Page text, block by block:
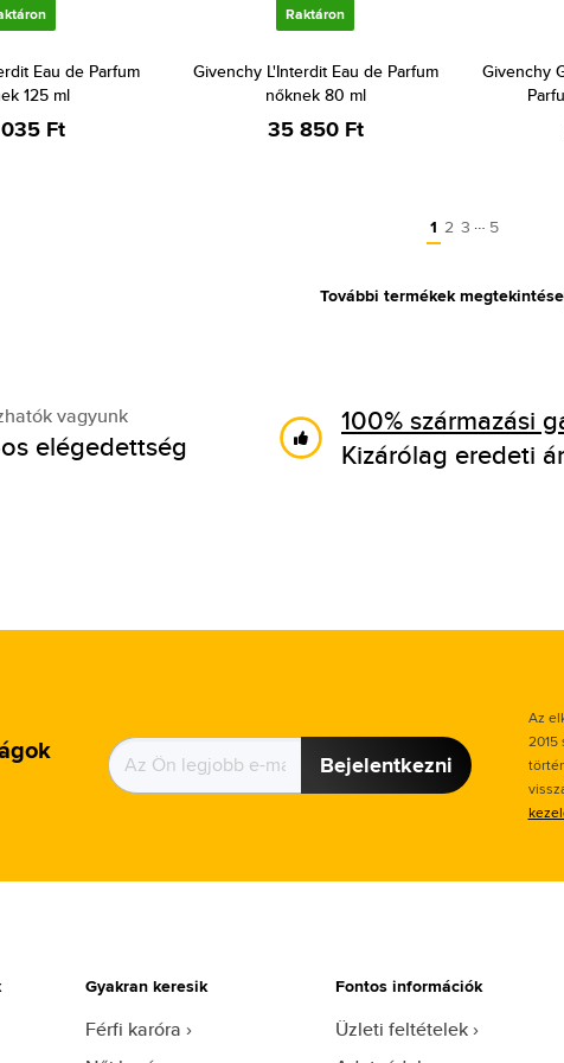
Eau de Parfum
125 ml
Ft
Raktáron
Givenchy L'Interdit Eau de Parfum
nőknek 80 ml
35 850 Ft
Givenchy
1 2 3 … 5
További termékek megtekintése
vagyunk
elégedettség
100% származási
Kizárólag eredeti
Bejelentkezni
Az
2015
Gyakran keresik
Férfi karóra
Fontos információk
Üzleti feltételek